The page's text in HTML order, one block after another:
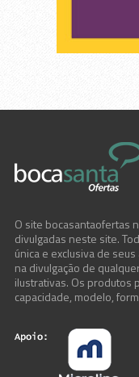
O site bocasantaofertas
divulgadas neste site.
única e exclusiva de
na divulgação de
ilustrativas. Os produtos
capacidade, modelo,